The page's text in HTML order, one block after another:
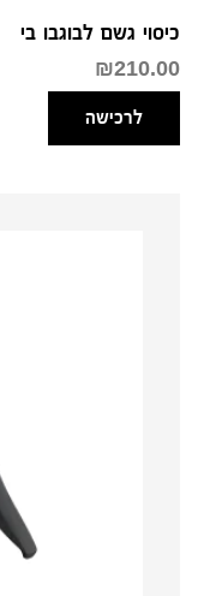
כיסוי גשם לבוגבו בי
₪210.00
לרכישה